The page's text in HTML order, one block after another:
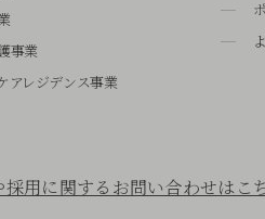
事業
アレジデンス事業
用に関するお問い合わせはこ